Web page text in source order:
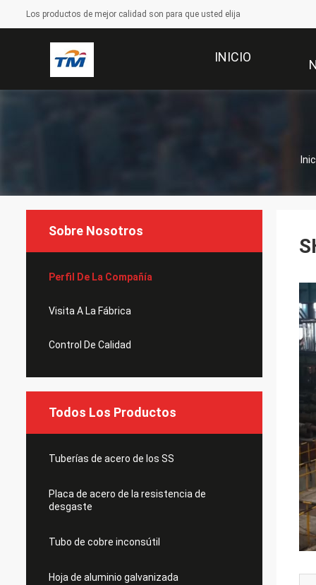
Los productos de mejor calidad son para que usted elija
INICIO
Sobre Nosotros
Perfil De La Compañía
Visita A La Fábrica
Control De Calidad
Todos Los Productos
Tuberías de acero de los SS
Placa de acero de la resistencia de
desgaste
Tubo de cobre inconsútil
Hoja de aluminio galvanizada